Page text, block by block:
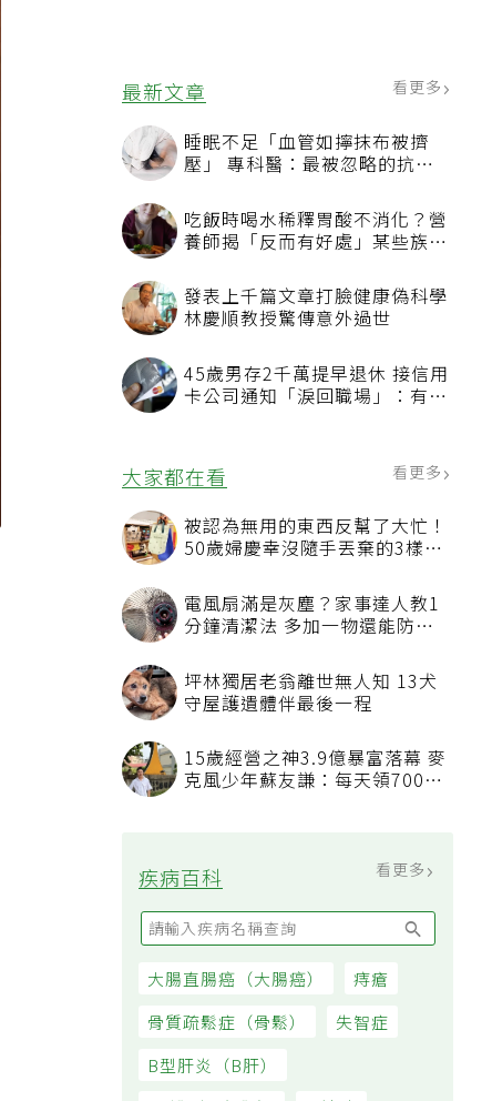
最新文章 看更多
睡眠不足「血管如擰抹布被擠
壓」 專科醫：最被忽略的抗老
吃飯時喝水稀釋胃酸不消化？營
養師揭「反而有好處」某些族群
發表上千篇文章打臉健康偽科學
林慶順教授驚傳意外過世
45歲男存2千萬提早退休 接信用
卡公司通知「淚回職場」：有錢
大家都在看
被認為無用的東西反幫了大忙！
50歲婦慶幸沒隨手丟棄的3樣物
電風扇滿是灰塵？家事達人教1
坪林獨居老翁離世無人知 13犬
守屋護遺體伴最後一程
15歲經營之神3.9億暴富落幕 麥
疾病百科